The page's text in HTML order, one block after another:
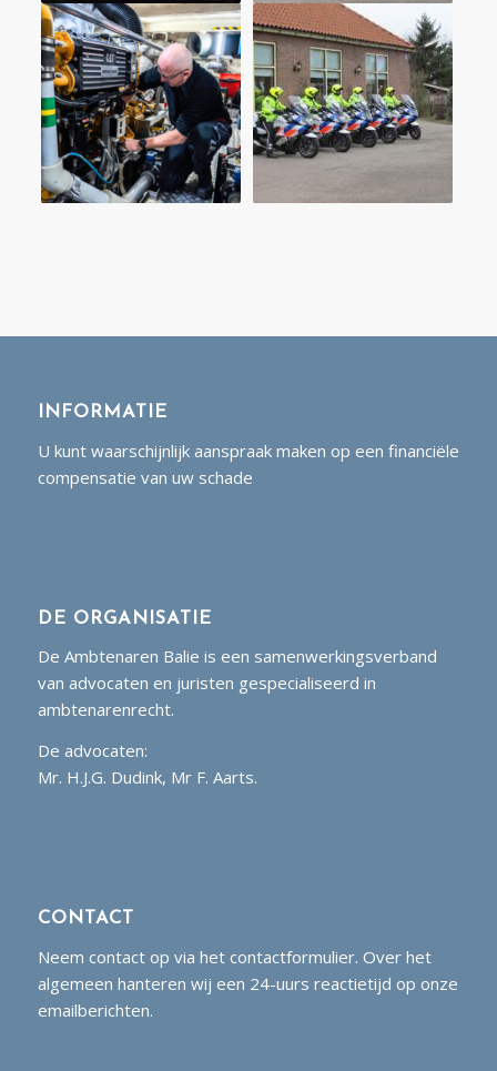
INFORMATIE
U kunt waarschijnlijk aanspraak maken op een financiële
compensatie van uw schade
DE ORGANISATIE
De Ambtenaren Balie is een samenwerkingsverband
van advocaten en juristen gespecialiseerd in
ambtenarenrecht.
De advocaten:
Mr. H.J.G. Dudink, Mr F. Aarts.
CONTACT
Neem contact op via het contactformulier. Over het
algemeen hanteren wij een 24-uurs reactietijd op onze
emailberichten.